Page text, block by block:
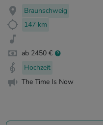
Braunschweig
147 km
ab 2450 €
Hochzeit
The Time Is Now